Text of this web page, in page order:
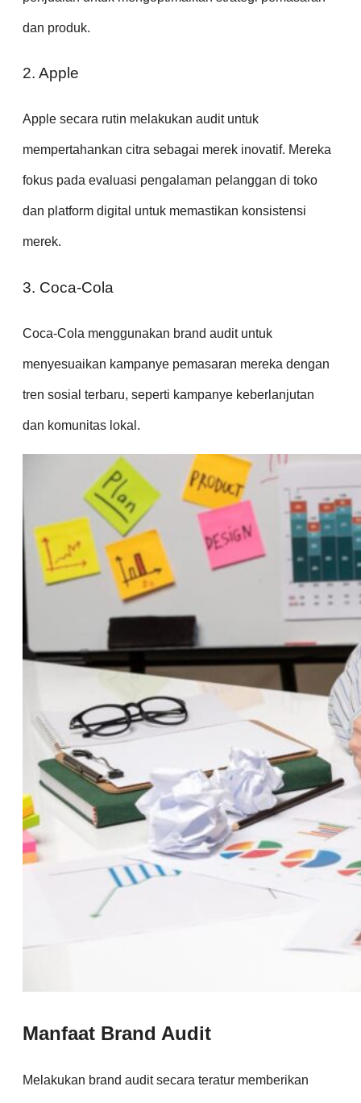
dan produk.
2. Apple
Apple secara rutin melakukan audit untuk
mempertahankan citra sebagai merek inovatif. Mereka
fokus pada evaluasi pengalaman pelanggan di toko
dan platform digital untuk memastikan konsistensi
merek.
3. Coca-Cola
Coca-Cola menggunakan brand audit untuk
menyesuaikan kampanye pemasaran mereka dengan
tren sosial terbaru, seperti kampanye keberlanjutan
dan komunitas lokal.
Manfaat Brand Audit
Melakukan brand audit secara teratur memberikan